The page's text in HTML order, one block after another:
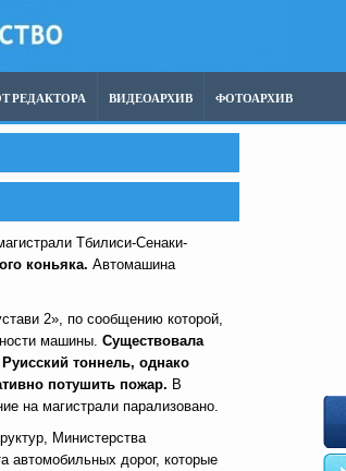
РЕДАКТОРА ВИДЕОАРХИВ ФОТОАРХИВ
Тбилиси-Сенаки-
коньяка. Автомашина
2», по сообщению которой,
машины. Существовала
тоннель, однако
потушить пожар. В
на магистрали парализовано.
Министерства
автомобильных дорог, которые